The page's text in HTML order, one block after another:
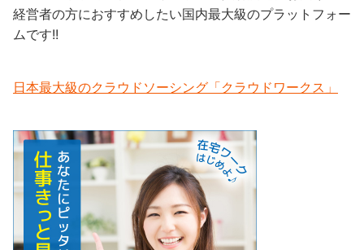
経営者の方におすすめしたい国内最大級のプラットフォー
ムです!!
日本最大級のクラウドソーシング「クラウドワークス」